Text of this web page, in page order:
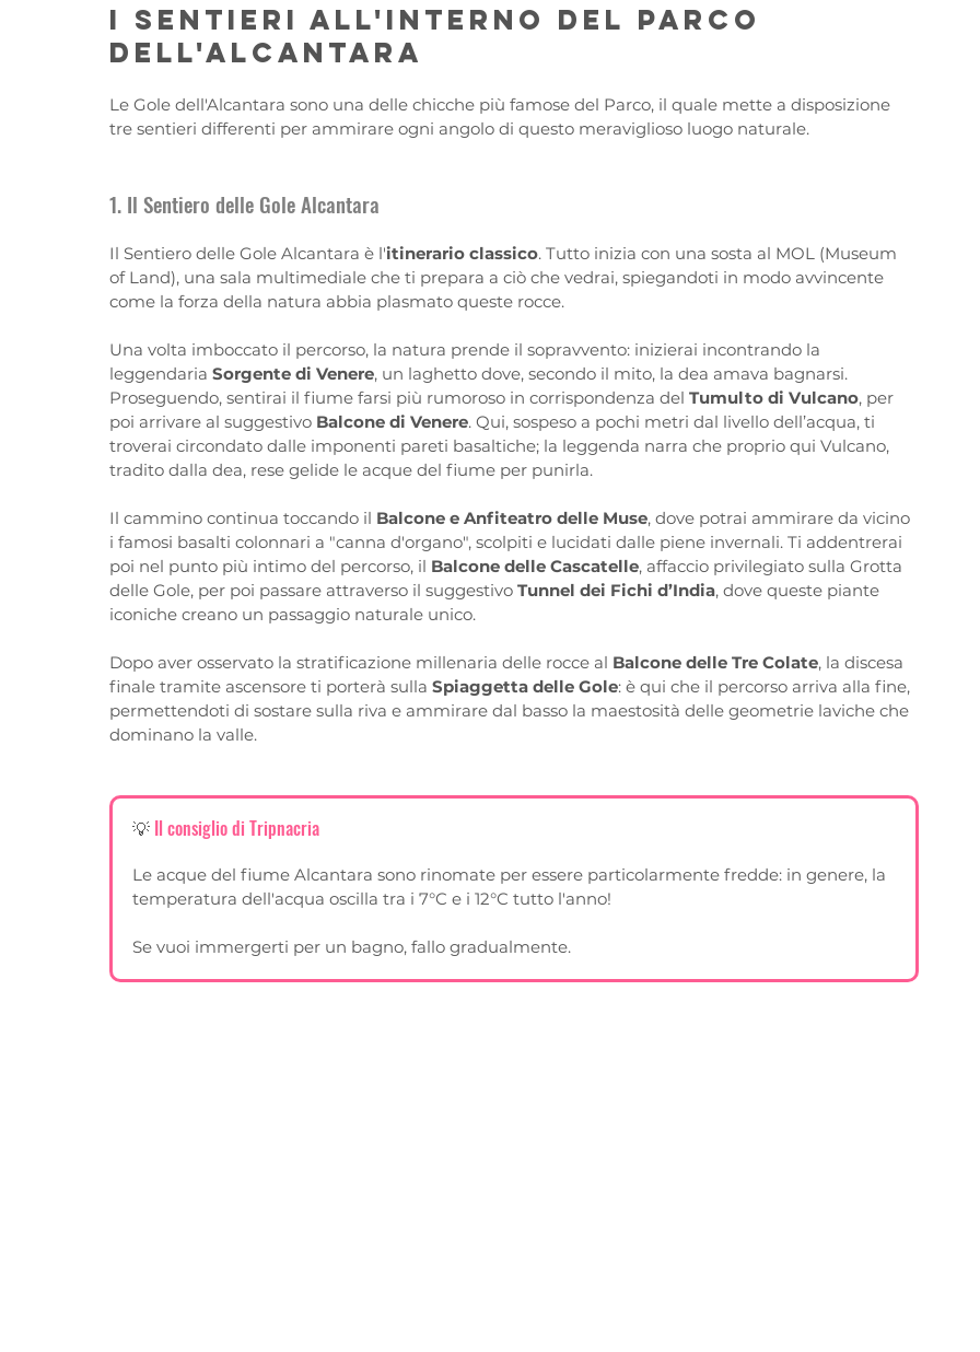
I sentieri all'interno del Parco
dell'Alcantara
Le Gole dell'Alcantara sono una delle chicche più famose del Parco, il quale mette a disposizione
tre sentieri differenti per ammirare ogni angolo di questo meraviglioso luogo naturale.
1. Il Sentiero delle Gole Alcantara
Il Sentiero delle Gole Alcantara è l'itinerario classico. Tutto inizia con una sosta al MOL (Museum
of Land), una sala multimediale che ti prepara a ciò che vedrai, spiegandoti in modo avvincente
come la forza della natura abbia plasmato queste rocce.
Una volta imboccato il percorso, la natura prende il sopravvento: inizierai incontrando la
leggendaria Sorgente di Venere, un laghetto dove, secondo il mito, la dea amava bagnarsi.
Proseguendo, sentirai il fiume farsi più rumoroso in corrispondenza del Tumulto di Vulcano, per
poi arrivare al suggestivo Balcone di Venere. Qui, sospeso a pochi metri dal livello dell’acqua, ti
troverai circondato dalle imponenti pareti basaltiche; la leggenda narra che proprio qui Vulcano,
tradito dalla dea, rese gelide le acque del fiume per punirla.
Il cammino continua toccando il Balcone e Anfiteatro delle Muse, dove potrai ammirare da vicino
i famosi basalti colonnari a "canna d'organo", scolpiti e lucidati dalle piene invernali. Ti addentrerai
poi nel punto più intimo del percorso, il Balcone delle Cascatelle, affaccio privilegiato sulla Grotta
delle Gole, per poi passare attraverso il suggestivo Tunnel dei Fichi d’India, dove queste piante
iconiche creano un passaggio naturale unico.
Dopo aver osservato la stratificazione millenaria delle rocce al Balcone delle Tre Colate, la discesa
finale tramite ascensore ti porterà sulla Spiaggetta delle Gole: è qui che il percorso arriva alla fine,
permettendoti di sostare sulla riva e ammirare dal basso la maestosità delle geometrie laviche che
dominano la valle.
💡 Il consiglio di Tripnacria
Le acque del fiume Alcantara sono rinomate per essere particolarmente fredde: in genere, la
temperatura dell'acqua oscilla tra i 7°C e i 12°C tutto l'anno!
Se vuoi immergerti per un bagno, fallo gradualmente.